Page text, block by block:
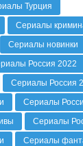
Турция
Сериалы
Сериалы новинки
Россия 2022
Сериалы Россия
Сериалы
Сериалы
Сериалы